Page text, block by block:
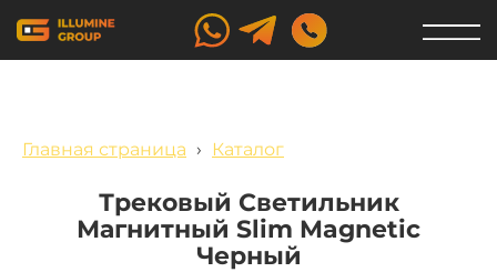
Главная страница › Каталог
Трековый Светильник
Магнитный Slim Magnetic
Черный